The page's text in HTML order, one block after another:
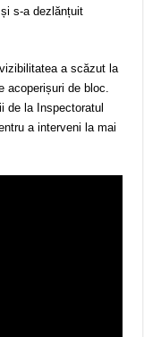
s-a dezlănțuit
a scăzut la
de bloc.
de la Inspectoratul
a interveni la mai